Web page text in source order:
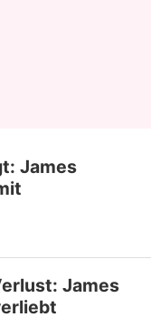
James
James